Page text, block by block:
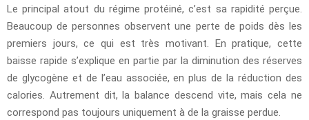
Le principal atout du régime protéiné, c’est sa rapidité perçue.
Beaucoup de personnes observent une perte de poids dès les
premiers jours, ce qui est très motivant. En pratique, cette
baisse rapide s’explique en partie par la diminution des réserves
de glycogène et de l’eau associée, en plus de la réduction des
calories. Autrement dit, la balance descend vite, mais cela ne
correspond pas toujours uniquement à de la graisse perdue.